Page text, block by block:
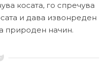
косата, го спречува
и дава извонреден
природен начин.